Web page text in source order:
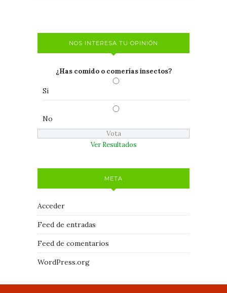
NOS INTERESA TU OPINIÓN
¿Has comido o comerías insectos?
Si
No
Ver Resultados
META
Acceder
Feed de entradas
Feed de comentarios
WordPress.org